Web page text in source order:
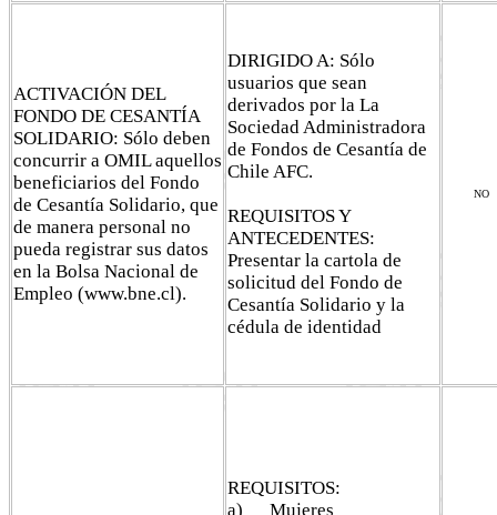
ACTIVACIÓN DEL
FONDO DE CESANTÍA
SOLIDARIO: Sólo deben
concurrir a OMIL aquellos
beneficiarios del Fondo
de Cesantía Solidario, que
de manera personal no
pueda registrar sus datos
en la Bolsa Nacional de
Empleo (www.bne.cl).
DIRIGIDO A: Sólo
usuarios que sean
derivados por la La
Sociedad Administradora
de Fondos de Cesantía de
Chile AFC.
REQUISITOS Y
ANTECEDENTES:
Presentar la cartola de
solicitud del Fondo de
Cesantía Solidario y la
cédula de identidad
NO
REQUISITOS:
a) Mujeres